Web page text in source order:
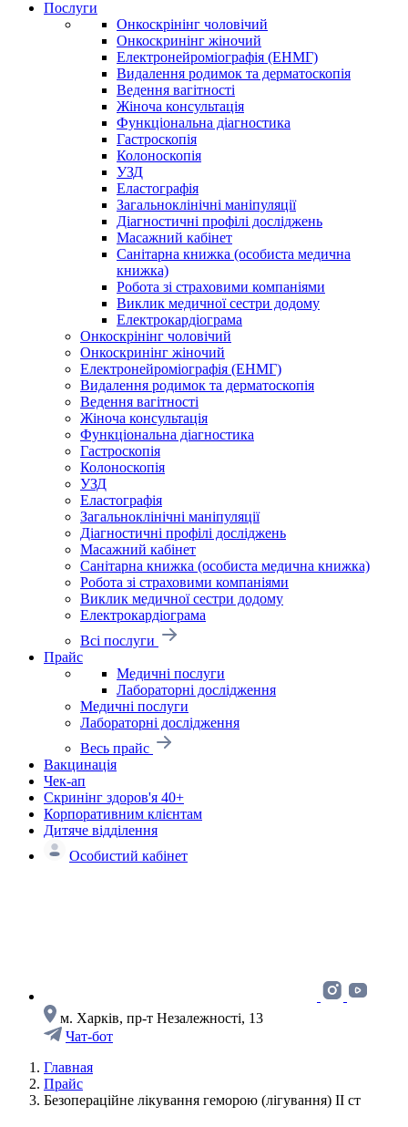
Послуги
Онкоскрінінг чоловічий
Онкоскринінг жіночий
Електронейроміографія (ЕНМГ)
Видалення родимок та дерматоскопія
Ведення вагітності
Жіноча консультація
Функціональна діагностика
Гастроскопія
Колоноскопія
УЗД
Еластографія
Загальноклінічні маніпуляції
Діагностичні профілі досліджень
Масажний кабінет
Санітарна книжка (особиста медична
книжка)
Робота зі страховими компаніями
Виклик медичної сестри додому
Електрокардіограма
Онкоскрінінг чоловічий
Онкоскринінг жіночий
Електронейроміографія (ЕНМГ)
Видалення родимок та дерматоскопія
Ведення вагітності
Жіноча консультація
Функціональна діагностика
Гастроскопія
Колоноскопія
УЗД
Еластографія
Загальноклінічні маніпуляції
Діагностичні профілі досліджень
Масажний кабінет
Санітарна книжка (особиста медична книжка)
Робота зі страховими компаніями
Виклик медичної сестри додому
Електрокардіограма
Всі послуги
Прайс
Медичні послуги
Лабораторні дослідження
Медичні послуги
Лабораторні дослідження
Весь прайс
Вакцинація
Чек-ап
Скринінг здоров'я 40+
Корпоративним клієнтам
Дитяче відділення
Особистий кабінет
м. Харків, пр-т Незалежності, 13
Чат-бот
Главная
Прайс
Безопераційне лікування геморою (лігування) ІI ст